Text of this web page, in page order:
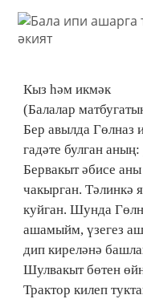
Кыз һәм икмәк
(Балалар
Бер авылда Гөлназ
гадәте булган
Бервакыт әбисе
чакырган. Тәлинкә
куйган. Шунда
ашамыйм, үзегез
дип киреләнә
Шулвакыт бөтен
Трактор килеп